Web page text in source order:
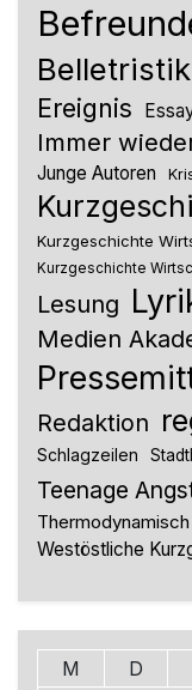
Belletristik
Ereignis
Immer
Junge Autoren
Kurzgeschichte
Kurzgeschichte
Lesung
Medien
Redaktion
Schlagzeilen
Teenage
Westöstliche
M D